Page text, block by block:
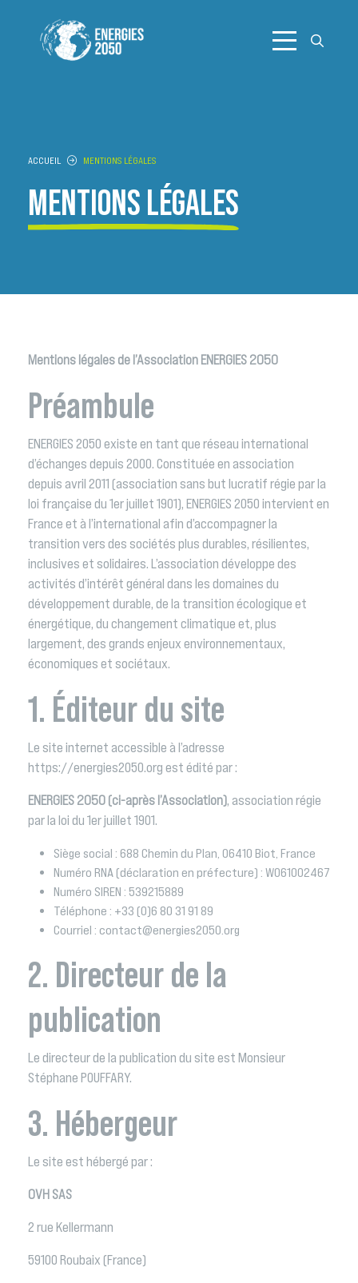
contenu
ACCUEIL MENTIONS LÉGALES
MENTIONS LÉGALES
Mentions légales de l’Association ENERGIES 2050
Préambule
ENERGIES 2050 existe en tant que réseau international
d’échanges depuis 2000. Constituée en association
depuis avril 2011 (association sans but lucratif régie par la
loi française du 1er juillet 1901), ENERGIES 2050 intervient en
France et à l’international afin d’accompagner la
transition vers des sociétés plus durables, résilientes,
inclusives et solidaires. L’association développe des
activités d’intérêt général dans les domaines du
développement durable, de la transition écologique et
énergétique, du changement climatique et, plus
largement, des grands enjeux environnementaux,
économiques et sociétaux.
1. Éditeur du site
Le site internet accessible à l’adresse
https://energies2050.org est édité par :
ENERGIES 2050 (ci-après l’Association), association régie
par la loi du 1er juillet 1901.
Siège social : 688 Chemin du Plan, 06410 Biot, France
Numéro RNA (déclaration en préfecture) : W061002467
Numéro SIREN : 539215889
Téléphone : +33 (0)6 80 31 91 89
Courriel : contact@energies2050.org
2. Directeur de la
publication
Le directeur de la publication du site est Monsieur
Stéphane POUFFARY.
3. Hébergeur
Le site est hébergé par :
OVH SAS
2 rue Kellermann
59100 Roubaix (France)